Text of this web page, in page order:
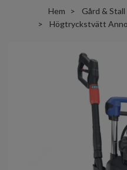
Hem Gård & Stall
Högtryckstvätt